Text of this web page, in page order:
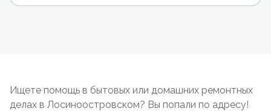
Ищете помощь в бытовых или домашних ремонтных
делах в Лосиноостровском? Вы попали по адресу!